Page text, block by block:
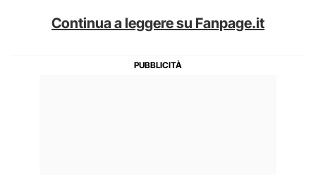
Continua a leggere su Fanpage.it